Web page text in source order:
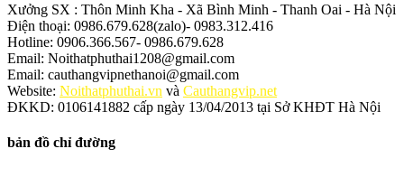
Xưởng SX : Thôn Minh Kha - Xã Bình Minh - Thanh Oai - Hà Nội
Điện thoại: 0986.679.628(zalo)- 0983.312.416
Hotline: 0906.366.567- 0986.679.628
Email: Noithatphuthai1208@gmail.com
Email: cauthangvipnethanoi@gmail.com
Website: Noithatphuthai.vn và Cauthangvip.net
ĐKKD: 0106141882 cấp ngày 13/04/2013 tại Sở KHĐT Hà Nội
bản đồ chỉ đường